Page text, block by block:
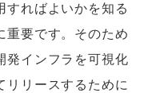
すればよいかを知る
重要です。そのため
発インフラを可視化
リリースするために